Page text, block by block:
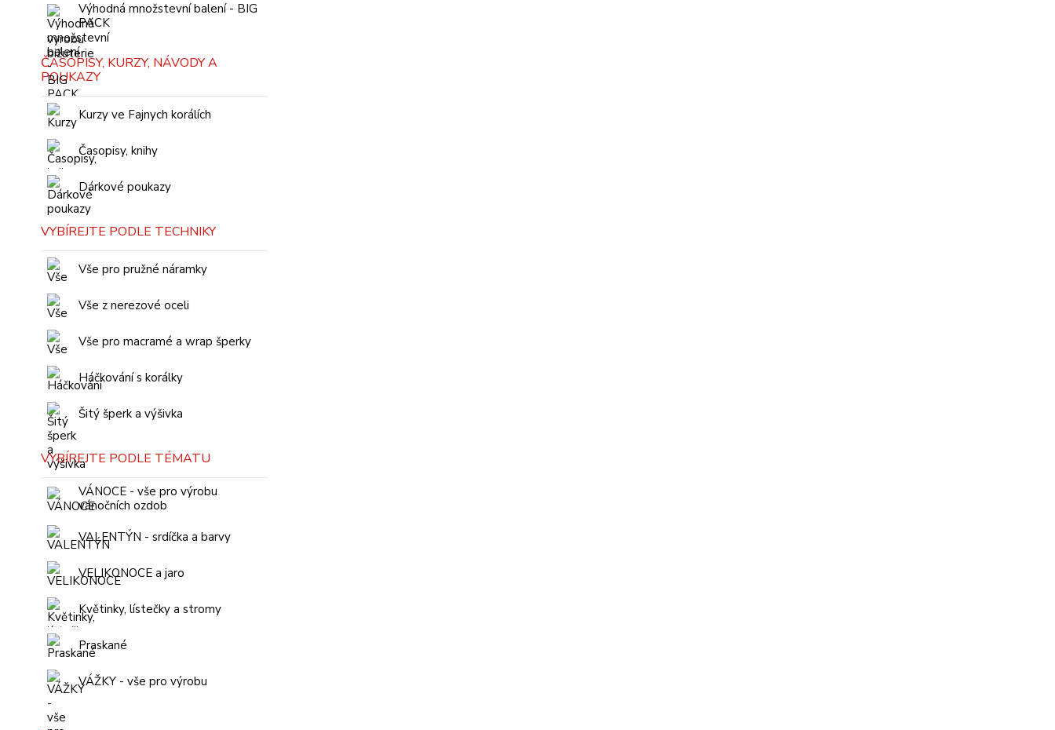
Výhodná množstevní balení - BIG
PACK
ČASOPISY, KURZY, NÁVODY A
POUKAZY
Kurzy ve Fajnych korálích
Časopisy, knihy
Dárkové poukazy
VYBÍREJTE PODLE TECHNIKY
Vše pro pružné náramky
Vše z nerezové oceli
Vše pro macramé a wrap šperky
Háčkování s korálky
Šitý šperk a výšivka
VYBÍREJTE PODLE TÉMATU
VÁNOCE - vše pro výrobu
vánočních ozdob
VALENTÝN - srdíčka a barvy
VELIKONOCE a jaro
Květinky, lístečky a stromy
Praskané
VÁŽKY - vše pro výrobu